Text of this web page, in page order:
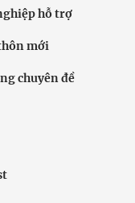
hỗ trợ
mới
chuyên đề